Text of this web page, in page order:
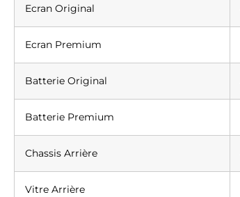
Ecran Original
Ecran Premium
Batterie Original
Batterie Premium
Chassis Arrière
Vitre Arrière